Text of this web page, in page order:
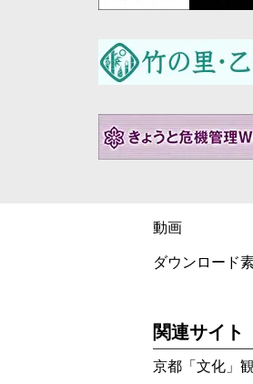
動画
ダウンロード
関連サイト
京都「文化」